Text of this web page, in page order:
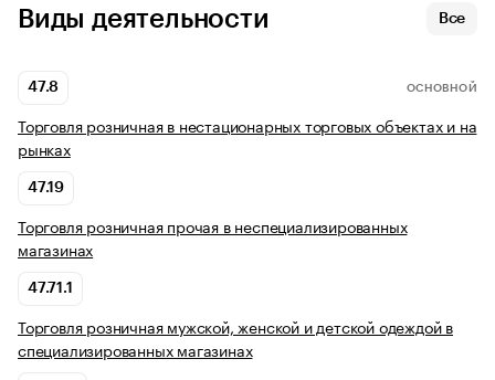
Виды деятельности Все
47.8 ОСНОВНОЙ
Торговля розничная в нестационарных торговых объектах и на
рынках
47.19
Торговля розничная прочая в неспециализированных
магазинах
47.71.1
Торговля розничная мужской, женской и детской одеждой в
специализированных магазинах